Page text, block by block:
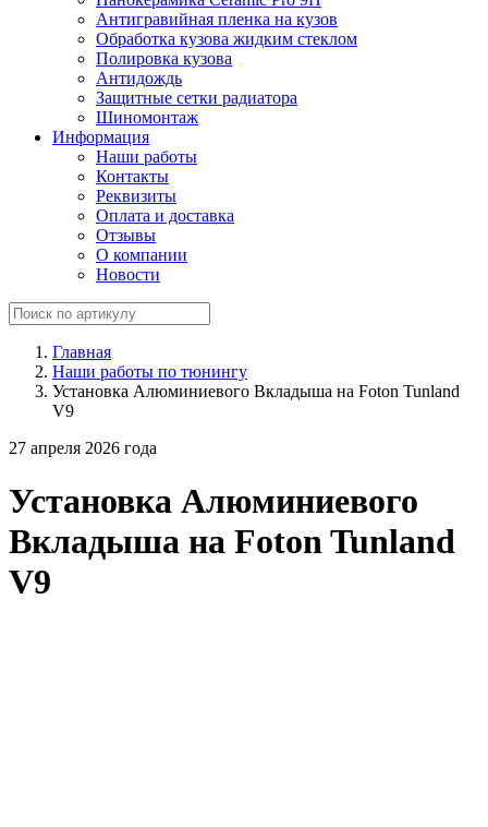
Антигравийная пленка на кузов
Обработка кузова жидким стеклом
Полировка кузова
Антидождь
Защитные сетки радиатора
Шиномонтаж
Информация
Наши работы
Контакты
Реквизиты
Оплата и доставка
Отзывы
О компании
Новости
Главная
Наши работы по тюнингу
Установка Алюминиевого Вкладыша на Foton Tunland
V9
27 апреля 2026 года
Установка Алюминиевого
Вкладыша на Foton Tunland
V9